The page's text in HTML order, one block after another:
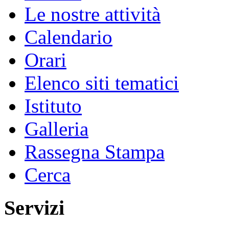
Le nostre attività
Calendario
Orari
Elenco siti tematici
Istituto
Galleria
Rassegna Stampa
Cerca
Servizi